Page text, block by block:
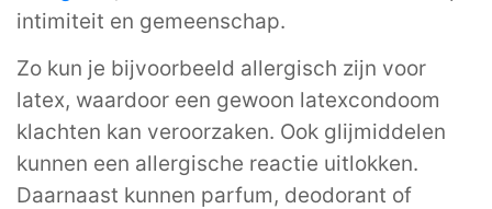
intimiteit en gemeenschap.
Zo kun je bijvoorbeeld allergisch zijn voor
latex, waardoor een gewoon latexcondoom
klachten kan veroorzaken. Ook glijmiddelen
kunnen een allergische reactie uitlokken.
Daarnaast kunnen parfum, deodorant of